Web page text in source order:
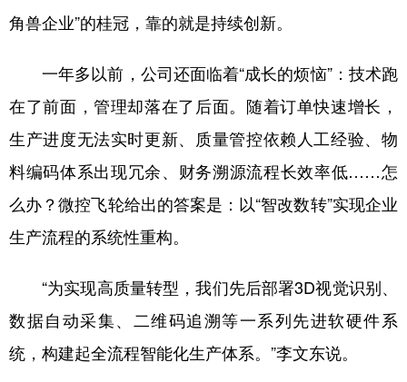
角兽企业”的桂冠，靠的就是持续创新。
一年多以前，公司还面临着“成长的烦恼”：技术跑
在了前面，管理却落在了后面。随着订单快速增长，
生产进度无法实时更新、质量管控依赖人工经验、物
料编码体系出现冗余、财务溯源流程长效率低……怎
么办？微控飞轮给出的答案是：以“智改数转”实现企业
生产流程的系统性重构。
“为实现高质量转型，我们先后部署3D视觉识别、
数据自动采集、二维码追溯等一系列先进软硬件系
统，构建起全流程智能化生产体系。”李文东说。